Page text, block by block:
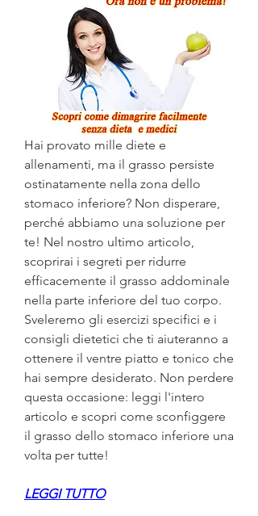
Hai provato mille diete e
allenamenti, ma il grasso persiste
ostinatamente nella zona dello
stomaco inferiore? Non disperare,
perché abbiamo una soluzione per
te! Nel nostro ultimo articolo,
scoprirai i segreti per ridurre
efficacemente il grasso addominale
nella parte inferiore del tuo corpo.
Sveleremo gli esercizi specifici e i
consigli dietetici che ti aiuteranno a
ottenere il ventre piatto e tonico che
hai sempre desiderato. Non perdere
questa occasione: leggi l'intero
articolo e scopri come sconfiggere
il grasso dello stomaco inferiore una
volta per tutte!
LEGGI TUTTO